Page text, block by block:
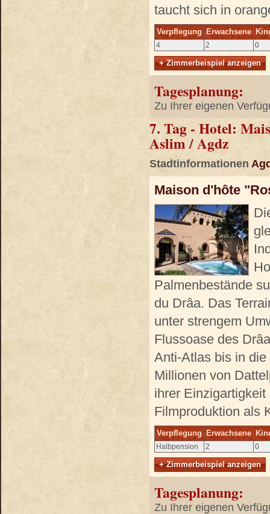
taucht sich in
Verpflegung Erwachsene
4 2 0
+ Zimmerbeispiel anzeigen
Tagesplanung:
Zu Ihrer eigenen
7. Tag - Hotel:
Aslim / Agdz
Stadtinformationen
Maison d'hôte
Palmenbestände
du Drâa. Das
unter strengem
Flussoase des
Anti-Atlas bis in
Millionen von
ihrer
Filmproduktion als
Verpflegung Erwachsene
Halbpension 2 0
+ Zimmerbeispiel anzeigen
Tagesplanung:
Zu Ihrer eigenen